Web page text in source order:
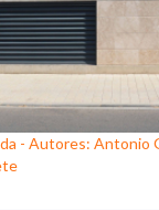
- Autores: Antonio